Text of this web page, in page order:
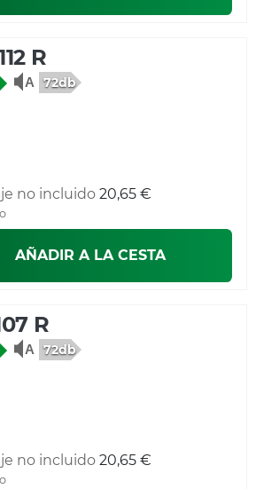
R
72db
no incluido 20,65 €
AÑADIR A LA CESTA
R
72db
no incluido 20,65 €